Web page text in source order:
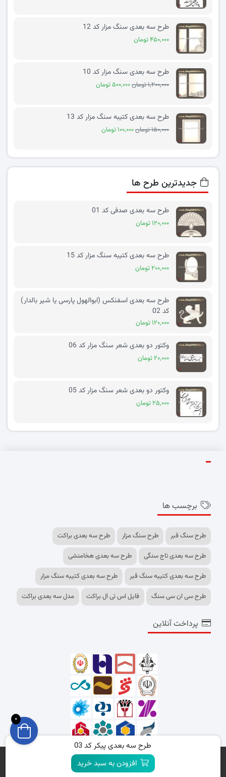
طرح سه بعدی سنگ مزار کد 12
۴۵۰,۰۰۰ تومان
طرح سه بعدی سنگ مزار کد 10
۱,۲۰۰,۰۰۰ تومان ۵۰۰,۰۰۰ تومان
طرح سه بعدی کتیبه سنگ مزار کد 13
۱۵۰,۰۰۰ تومان ۱۰۰,۰۰۰ تومان
جدیدترین طرح ها
طرح سه بعدی صدفی کد 01
۱۲۰,۰۰۰ تومان
طرح سه بعدی کتیبه سنگ مزار کد 15
۲۰۰,۰۰۰ تومان
طرح سه بعدی اسفنکس (ابوالهول پارسی یا شیر بالدار)
کد 02
۱۲۰,۰۰۰ تومان
وکتور دو بعدی شعر سنگ مزار کد 06
۲۰,۰۰۰ تومان
وکتور دو بعدی شعر سنگ مزار کد 05
۲۵,۰۰۰ تومان
برچسب ها
طرح سنگ قبر طرح سنگ مزار
طرح سه بعدی براکت
طرح سه بعدی تاج سنگی
طرح سه بعدی هخامنشی
طرح سه بعدی کتیبه سنگ قبر
طرح سه بعدی کتیبه سنگ مزار
طرح سی ان سی سنگ
فایل اس تی ال براکت مدل سه بعدی براکت
پرداخت آنلاین
تمامی حقوق برای وبسایت shopcncfiles.ir محفوظ است.
0
طرح سه بعدی پیکر کد 03
افزودن به سبد خرید